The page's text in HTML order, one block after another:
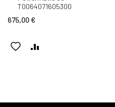
T0064071605300
675,00 €
LISÄÄ